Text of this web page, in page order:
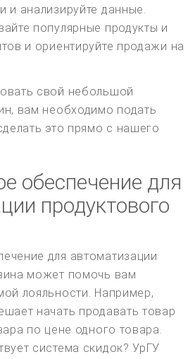
и анализируйте данные.
популярные продукты и
и ориентируйте продажи на
свой небольшой
вам необходимо подать
это прямо с нашего
обеспечение для
продуктового
для автоматизации
может помочь вам
лояльности. Например,
начать продавать товар
по цене одного товара.
система скидок? УрГУ